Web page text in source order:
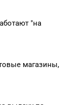
"на
магазины,